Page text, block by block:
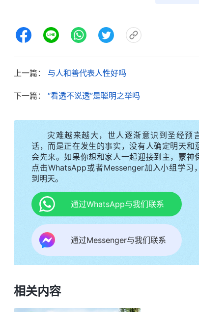
理。表面看我跟李乐相处一团和气，好像无话
情形不好的时候李乐经常交通帮助我，看到我
树敌，打着为人着想的幌子眼睁睁地看着李乐
扭转情形，生命进入受亏损，也影响了教会工
人要掉坑里了也不拉人一把，这不是老好人、
有人性。如果我继续凭着这条撒但哲学活着只
后来我又看了一段神的话，明白了什么是
好？这里的‘揭’有没有神话中揭示人、揭露人的
有这一层意思，它是带点恶意地揭露人的性质
还有背后的一些阴谋或者思想观点，这就是‘
此之间没有隔阂，也想让对方从自己身上得
白，这是正当的，这就不是揭短了。”《话・卷
看事观点。“揭人不揭短”中的“揭短”是带着
着一些阴险的存心，是为了达到自己不可告
扭转，这样的揭露对人有益处，这就不是在揭
上一篇： 与人和善代表人性好吗
下一篇： “看透不说透”是聪明之举吗
灾难越来越大，世人逐渐意识到圣经预
话，而是正在发生的事实，没有人确定明天和
会先来。如果你想和家人一起迎接到主，蒙神
点击WhatsApp或者Messenger加入小组学习
到明天。
通过WhatsApp与我们联系
通过Messenger与我们联系
相关内容